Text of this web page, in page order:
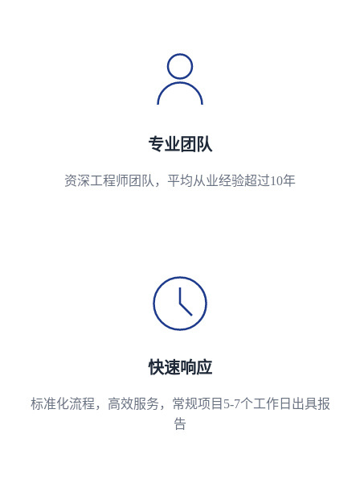
专业团队
资深工程师团队，平均从业经验超过10年
快速响应
标准化流程，高效服务，常规项目5-7个工作日出具报
告